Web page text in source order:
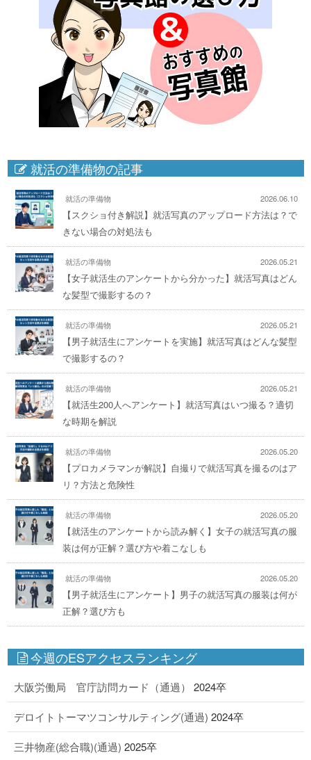
就活の準備物の記事
就活の準備物 2026.06.10
【スクショ付き解説】就活写真のアップロード方法は？で
きない場合の対処法も
就活の準備物 2026.05.21
【女子就活生のアンケートから分かった】就活写真はどん
な髪型で撮影するの？
就活の準備物 2026.05.21
【男子就活生にアンケートを実施】就活写真はどんな髪型
で撮影するの？
就活の準備物 2026.05.21
【就活生200人へアンケート】就活写真はいつ撮る？適切
な時期を解説
就活の準備物 2026.05.20
【プロカメラマンが解説】自撮りで就活写真を撮るのはア
リ？方法と危険性
就活の準備物 2026.05.20
【就活生のアンケートから読み解く】女子の就活写真の服
装は何が正解？選び方や着こなしも
就活の準備物 2026.05.20
【男子就活生にアンケート】男子の就活写真の服装は何が
正解？選び方も
今週のESアクセスランキング
大阪労働局 官庁訪問カード（通過） 2024卒
デロイトトーマツコンサルティング(通過) 2024卒
三井物産(総合職)(通過) 2025卒